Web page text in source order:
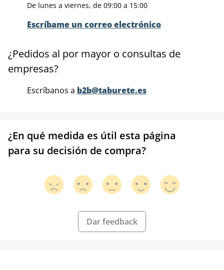
De lunes a viernes, de 09:00 a 15:00
Escríbame un correo electrónico
¿Pedidos al por mayor o consultas de
empresas?
Escríbanos a b2b@taburete.es
¿En qué medida es útil esta página
para su decisión de compra?
Dar feedback